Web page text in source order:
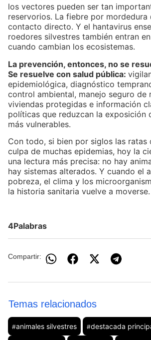
los vectores pueden ser tan
reservorios. La fiebre por mordedura
contacto directo. Y el hantavirus
roedores silvestres también entran
cuando cambian los ecosistemas.
La prevención, entonces, no se
Se resuelve con salud pública:
epidemiológica, diagnóstico
control ambiental, manejo seguro de
viviendas protegidas e información
políticas que reduzcan la exposición
más vulnerables.
Con todo, si bien por siglos las ratas
culpa de muchas epidemias, hoy la
una lectura más precisa: no hay
hay sistemas alterados. Y cuando el
pobreza, el clima y los
la historia sanitaria vuelve a moverse.
4Palabras
Compartir:
Temas relacionados
#animales silvestres #destacada